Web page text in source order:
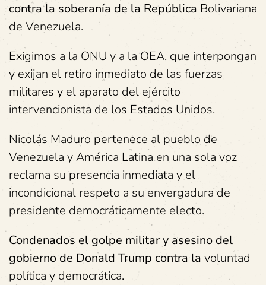
contra la soberanía de la República Bolivariana
de Venezuela.
Exigimos a la ONU y a la OEA, que interpongan
y exijan el retiro inmediato de las fuerzas
militares y el aparato del ejército
intervencionista de los Estados Unidos.
Nicolás Maduro pertenece al pueblo de
Venezuela y América Latina en una sola voz
reclama su presencia inmediata y el
incondicional respeto a su envergadura de
presidente democráticamente electo.
Condenados el golpe militar y asesino del
gobierno de Donald Trump contra la voluntad
política y democrática.